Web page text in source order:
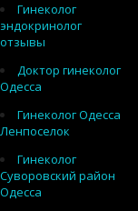
Гинеколог
эндокринолог
отзывы
Доктор гинеколог
Одесса
Гинеколог Одесса
Ленпоселок
Гинеколог
Суворовский район
Одесса